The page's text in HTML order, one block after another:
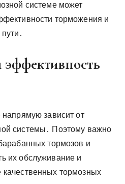
системе может
торможения и
эффективность
напрямую зависит от
системы․ Поэтому важно
тормозов и
их обслуживание и
тормозных